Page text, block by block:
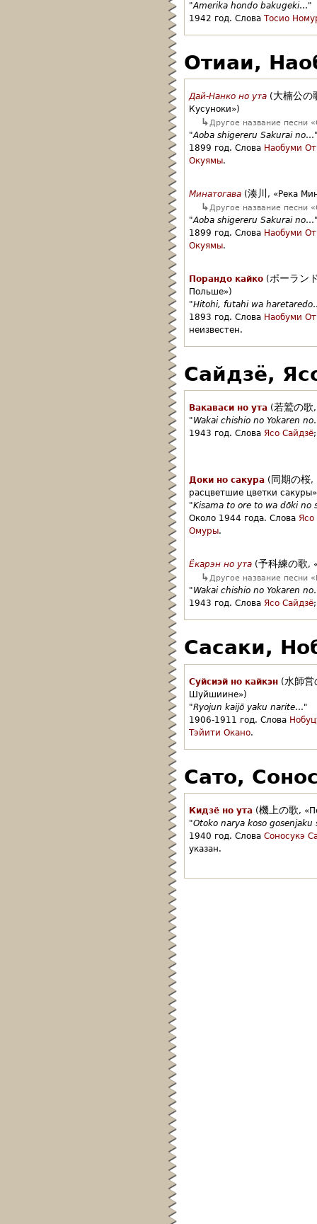
"Amerika hondo bakugeki…"
1942 год. Слова Тосио
Отиаи,
Дай-Нанко но ута ( 大楠公の
Кусуноки»)
↳Другое название песни
"Aoba shigereru Sakurai no
1899 год. Слова Наобуми
Окуямы.
Минатогава (湊川 , «Река
↳Другое название песни
"Aoba shigereru Sakurai no
1899 год. Слова Наобуми
Окуямы.
Порандо кайко ( ポーラン
Польше»)
"Hitohi, futahi wa haretaredo
1893 год. Слова Наобуми
неизвестен.
Сайдзё,
Вакаваси но ута (若鷲の歌,
"Wakai chishio no Yokaren no
1943 год. Слова Ясо Сайдзё;
Доки но сакура ( 同期の桜,
расцветшие цветки
"Kisama to ore to wa dōki no
Около 1944 года. Слова Ясо
Омуры.
Ёкарэн но ута (予科練の歌,
↳Другое название песни
"Wakai chishio no Yokaren no
1943 год. Слова Ясо Сайдзё;
Сасаки,
Суйсиэй но кайкэн (水師営
Шуйшиине»)
"Ryojun kaijō yaku narite…"
1906-1911 год. Слова
Тэйити Окано.
Сато,
Кидзё но ута (機上の歌,
"Otoko narya koso gosenjaku
1940 год. Слова Соносукэ
указан.